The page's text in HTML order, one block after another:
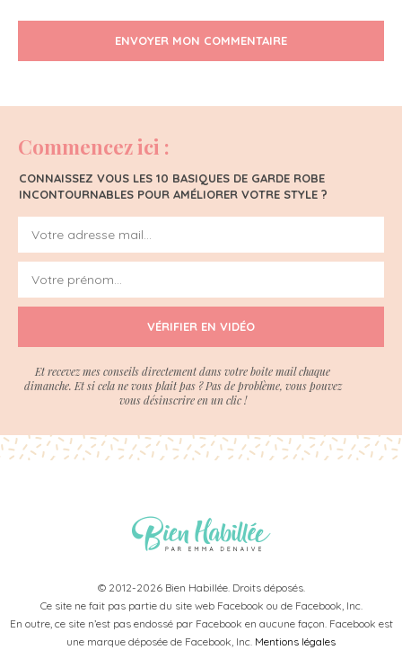
ENVOYER MON COMMENTAIRE
Commencez ici :
CONNAISSEZ VOUS LES 10 BASIQUES DE GARDE ROBE
INCONTOURNABLES POUR AMÉLIORER VOTRE STYLE ?
VÉRIFIER EN VIDÉO
Et recevez mes conseils directement dans votre boite mail chaque
dimanche. Et si cela ne vous plait pas ? Pas de problème, vous pouvez
vous désinscrire en un clic !
© 2012-2026 Bien Habillée. Droits déposés.
Ce site ne fait pas partie du site web Facebook ou de Facebook, Inc.
En outre, ce site n’est pas endossé par Facebook en aucune façon. Facebook est
une marque déposée de Facebook, Inc. Mentions légales